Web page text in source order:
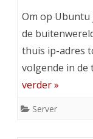
Om op
de
thuis ip-adres
volgende in de
verder »
Server